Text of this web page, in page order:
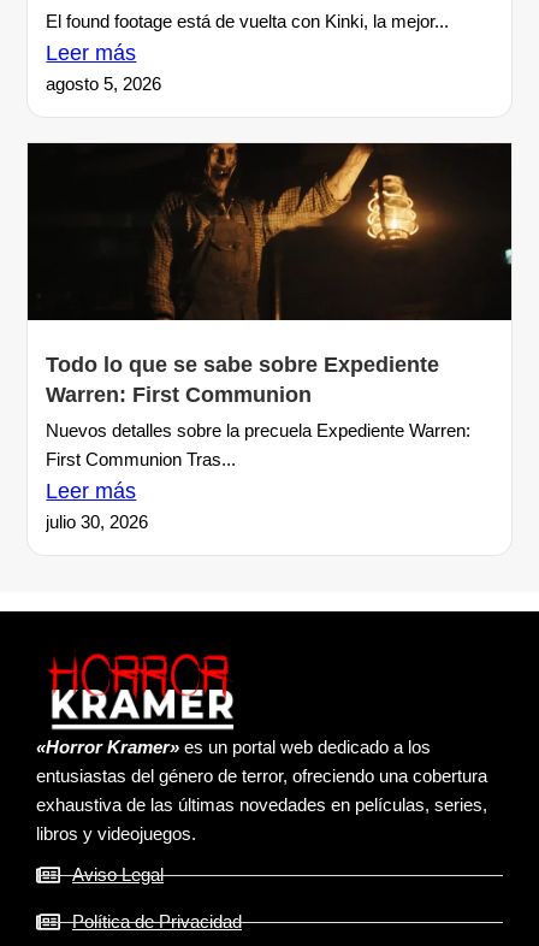
El found footage está de vuelta con Kinki, la mejor...
Leer más
agosto 5, 2026
Todo lo que se sabe sobre Expediente
Warren: First Communion
Nuevos detalles sobre la precuela Expediente Warren:
First Communion Tras...
Leer más
julio 30, 2026
«Horror Kramer» es un portal web dedicado a los
entusiastas del género de terror, ofreciendo una cobertura
exhaustiva de las últimas novedades en películas, series,
libros y videojuegos.
Aviso Legal
Política de Privacidad